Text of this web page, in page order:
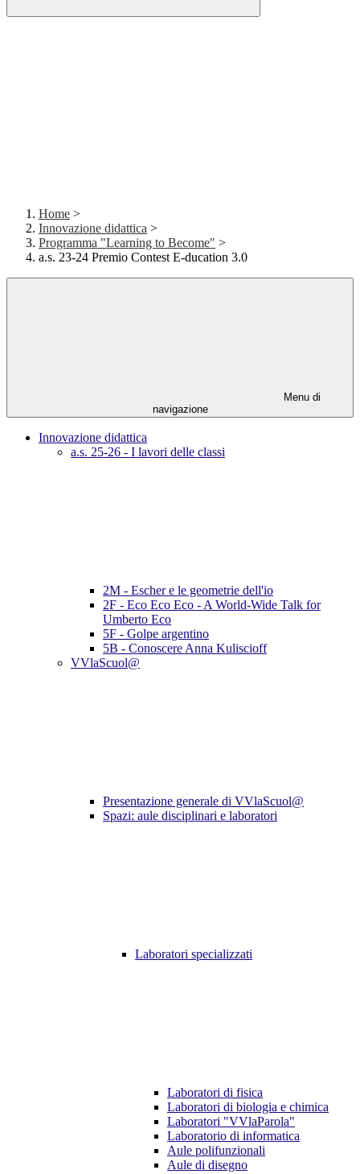
Home >
Innovazione didattica >
Programma "Learning to Become" >
a.s. 23-24 Premio Contest E-ducation 3.0
Menu di
navigazione
Innovazione didattica
a.s. 25-26 - I lavori delle classi
2M - Escher e le geometrie dell'io
2F - Eco Eco Eco - A World-Wide Talk for
Umberto Eco
5F - Golpe argentino
5B - Conoscere Anna Kuliscioff
VVlaScuol@
Presentazione generale di VVlaScuol@
Spazi: aule disciplinari e laboratori
Laboratori specializzati
Laboratori di fisica
Laboratori di biologia e chimica
Laboratori "VVlaParola"
Laboratorio di informatica
Aule polifunzionali
Aule di disegno